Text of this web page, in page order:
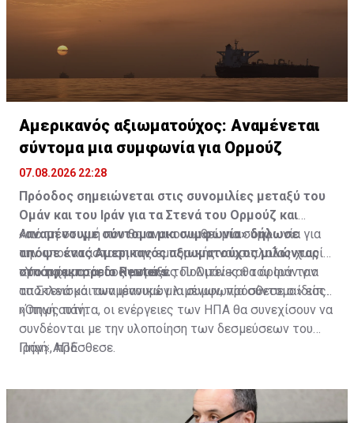
Αμερικανός αξιωματούχος: Αναμένεται
σύντομα μια συμφωνία για Ορμούζ
07.08.2026 22:28
Πρόοδος σημειώνεται στις συνομιλίες μεταξύ του
Ομάν και του Ιράν για τα Στενά του Ορμούζ και
«αναμένουμε σύντομα μια συμφωνία» δήλωσε
απόψε ένας Αμερικανός αξιωματούχος μιλώντας
στο πρακτορείο Reuters.
Από τη στιγμή που θα ανακοινωθεί μια συμφωνία για
την αποκατάσταση της εμπορικής ναυσιπλοΐας χωρίς
προσκόμματα, οι Ηνωμένες Πολιτείες θα άρουν τον
αποκλεισμό των ιρανικών λιμένων, πρόσθεσε ο ίδιος.
«Υπάρχει πρόοδος μεταξύ του Ομάν και του Ιράν για
τα Στενά και αναμένουμε μια συμφωνία σύντομα» είπε
η πηγή αυτή.
«Όπως πάντα, οι ενέργειες των ΗΠΑ θα συνεχίσουν να
συνδέονται με την υλοποίηση των δεσμεύσεων του
Ιράν», πρόσθεσε.
Πηγή: ΑΠΕ